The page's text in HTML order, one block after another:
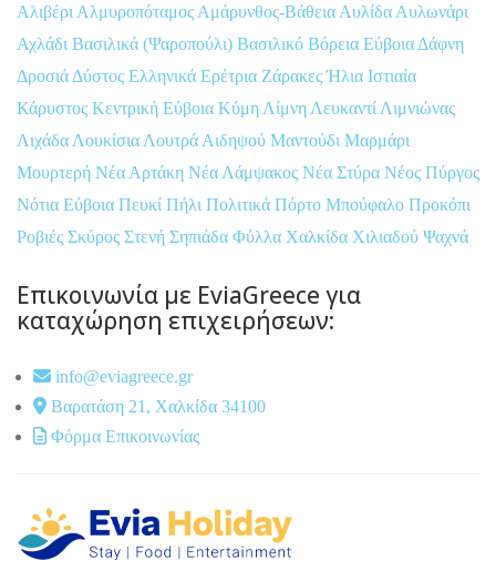
Αλιβέρι Αλμυροπόταμος Αμάρυνθος-Βάθεια Αυλίδα Αυλωνάρι
Αχλάδι Βασιλικά (Ψαροπούλι) Βασιλικό Βόρεια Εύβοια Δάφνη
Δροσιά Δύστος Ελληνικά Ερέτρια ΖάρακεςΉλια Ιστιαία
Κάρυστος Κεντρική Εύβοια Κύμη Λίμνη Λευκαντί Λιμνιώνας
Λιχάδα Λουκίσια Λουτρά Αιδηψού Μαντούδι Μαρμάρι
Μουρτερή Νέα Αρτάκη Νέα Λάμψακος Νέα Στύρα Νέος Πύργος
Νότια Εύβοια Πευκί Πήλι Πολιτικά Πόρτο Μπούφαλο Προκόπι
Ροβιές Σκύρος Στενή Σηπιάδα Φύλλα Χαλκίδα Χιλιαδού Ψαχνά
Επικοινωνία με EviaGreece για
καταχώρηση επιχειρήσεων:
info@eviagreece.gr
Βαρατάση 21, Χαλκίδα 34100
Φόρμα Επικοινωνίας